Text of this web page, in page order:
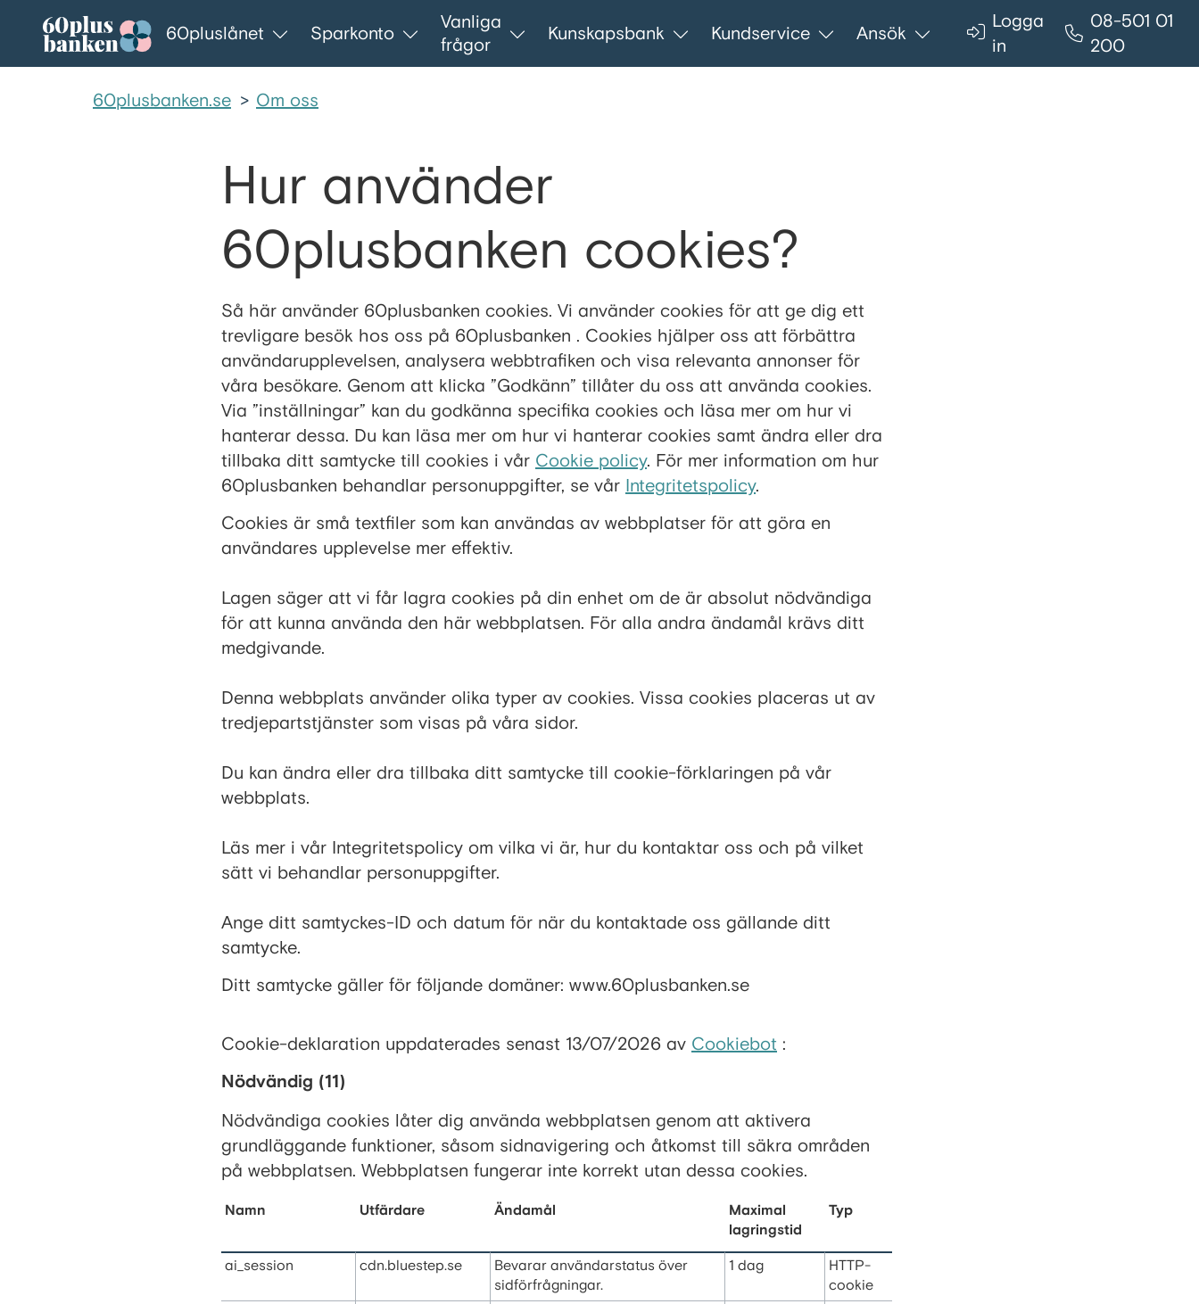
Gå till innehållet
60pluslånet Sparkonto
Vanliga
frågor
Kunskapsbank Kundservice Ansök
Logga
in
08-501 01
200
60plusbanken.se > Om oss
Hur använder
60plusbanken cookies?
Så här använder 60plusbanken cookies. Vi använder cookies för att ge dig ett
trevligare besök hos oss på 60plusbanken . Cookies hjälper oss att förbättra
användarupplevelsen, analysera webbtrafiken och visa relevanta annonser för
våra besökare. Genom att klicka ”Godkänn” tillåter du oss att använda cookies.
Via ”inställningar” kan du godkänna specifika cookies och läsa mer om hur vi
hanterar dessa. Du kan läsa mer om hur vi hanterar cookies samt ändra eller dra
tillbaka ditt samtycke till cookies i vår Cookie policy. För mer information om hur
60plusbanken behandlar personuppgifter, se vår Integritetspolicy.
Cookies är små textfiler som kan användas av webbplatser för att göra en
användares upplevelse mer effektiv.
Lagen säger att vi får lagra cookies på din enhet om de är absolut nödvändiga
för att kunna använda den här webbplatsen. För alla andra ändamål krävs ditt
medgivande.
Denna webbplats använder olika typer av cookies. Vissa cookies placeras ut av
tredjepartstjänster som visas på våra sidor.
Du kan ändra eller dra tillbaka ditt samtycke till cookie-förklaringen på vår
webbplats.
Läs mer i vår Integritetspolicy om vilka vi är, hur du kontaktar oss och på vilket
sätt vi behandlar personuppgifter.
Ange ditt samtyckes-ID och datum för när du kontaktade oss gällande ditt
samtycke.
Ditt samtycke gäller för följande domäner: www.60plusbanken.se
Cookie-deklaration uppdaterades senast 13/07/2026 av Cookiebot :
Nödvändig (11)
Nödvändiga cookies låter dig använda webbplatsen genom att aktivera
grundläggande funktioner, såsom sidnavigering och åtkomst till säkra områden
på webbplatsen. Webbplatsen fungerar inte korrekt utan dessa cookies.
Namn Utfärdare Ändamål
Maximal
lagringstid
Typ
ai_session cdn.bluestep.se
Bevarar användarstatus över
sidförfrågningar.
1 dag
HTTP-
cookie